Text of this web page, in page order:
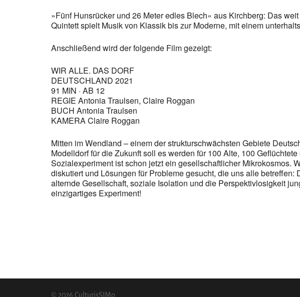
»Fünf Hunsrücker und 26 Meter edles Blech« aus Kirchberg: Das
Quintett spielt Musik von Klassik bis zur Moderne, mit einem
Anschließend wird der folgende Film gezeigt:
WIR ALLE. DAS DORF
DEUTSCHLAND 2021
91 MIN · AB 12
REGIE Antonia Traulsen, Claire Roggan
BUCH Antonia Traulsen
KAMERA Claire Roggan
Mitten im Wendland – einem der strukturschwächsten Gebiete
Modelldorf für die Zukunft soll es werden für 100 Alte, 100
Sozialexperiment ist schon jetzt ein gesellschaftlicher Mikrokosmos.
diskutiert und Lösungen für Probleme gesucht, die uns alle
alternde Gesellschaft, soziale Isolation und die Perspektivlosigkeit
einzigartiges Experiment!
© 2026 CulturisSIMo